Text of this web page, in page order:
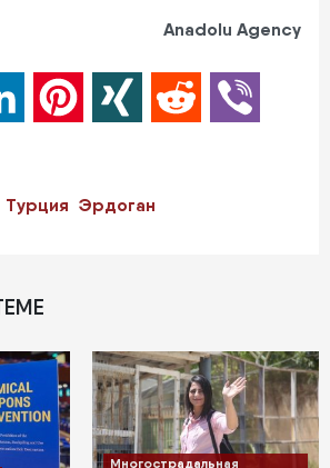
Anadolu Agency
LinkedIn Pinterest XING Reddit
Турция Эрдоган
Многострадальная